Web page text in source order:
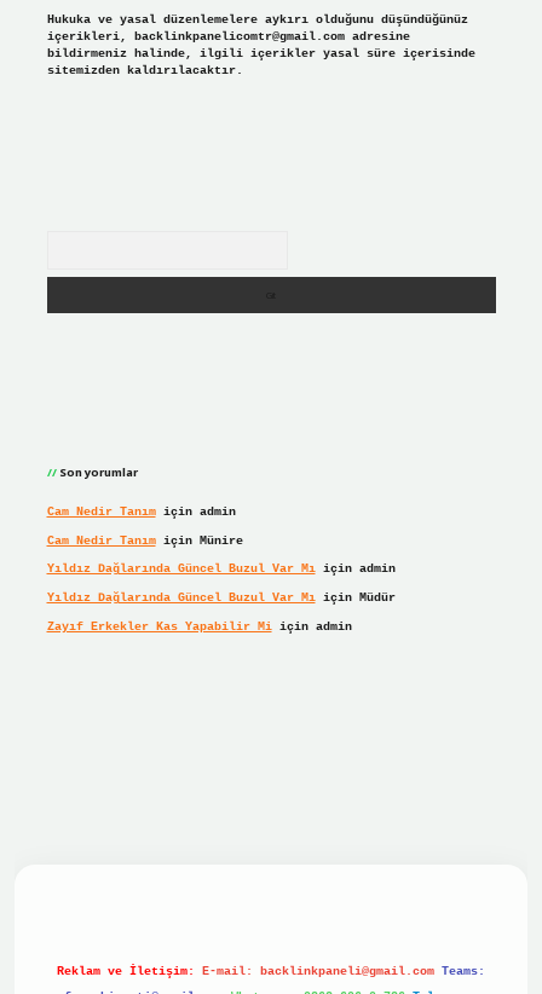
Hukuka ve yasal düzenlemelere aykırı olduğunu düşündüğünüz
içerikleri, backlinkpanelicomtr@gmail.comadresine
bildirmeniz halinde, ilgili içerikler yasal süre içerisinde
sitemizden kaldırılacaktır.
Son yorumlar
Cam Nedir Tanımiçin admin
Cam Nedir Tanımiçin Münire
Yıldız Dağlarında Güncel Buzul Var Mıiçin admin
Yıldız Dağlarında Güncel Buzul Var Mıiçin Müdür
Zayıf Erkekler Kas Yapabilir Miiçin admin
Reklam ve İletişim: E-mail: backlinkpaneli@gmail.com Teams: